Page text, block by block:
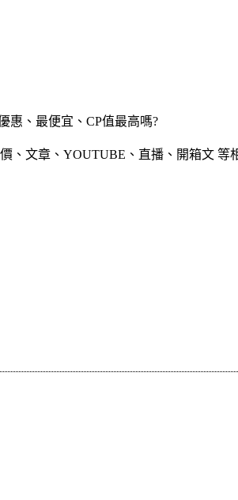
惠、最便宜、CP值最高嗎?
、文章、YOUTUBE、直播、開箱文 等